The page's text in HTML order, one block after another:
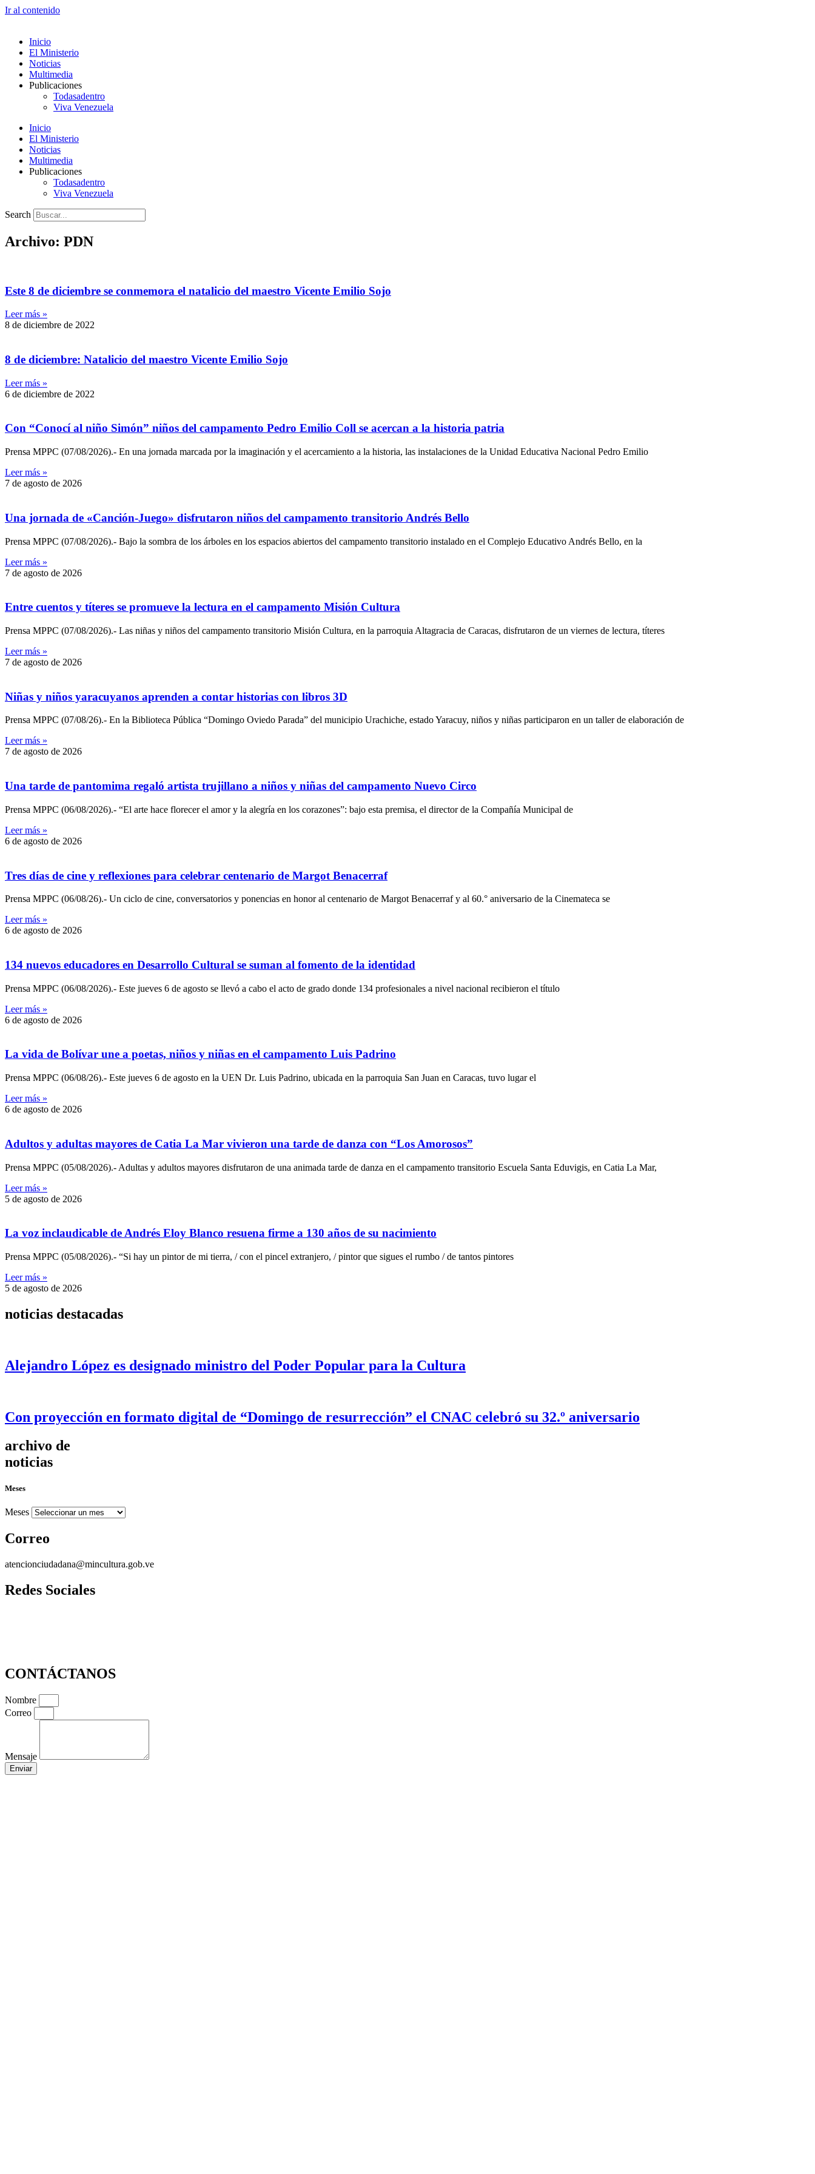
Ir al contenido
Inicio
El Ministerio
Noticias
Multimedia
Publicaciones
Todasadentro
Viva Venezuela
Inicio
El Ministerio
Noticias
Multimedia
Publicaciones
Todasadentro
Viva Venezuela
Search
Archivo: PDN
Este 8 de diciembre se conmemora el natalicio del maestro Vicente Emilio Sojo
Leer más »
8 de diciembre de 2022
8 de diciembre: Natalicio del maestro Vicente Emilio Sojo
Leer más »
6 de diciembre de 2022
Con “Conocí al niño Simón” niños del campamento Pedro Emilio Coll se acercan a la historia patria
Prensa MPPC (07/08/2026).- En una jornada marcada por la imaginación y el acercamiento a la historia, las instalaciones de la Unidad Educativa Nacional Pedro Emilio
Leer más »
7 de agosto de 2026
Una jornada de «Canción-Juego» disfrutaron niños del campamento transitorio Andrés Bello
Prensa MPPC (07/08/2026).- Bajo la sombra de los árboles en los espacios abiertos del campamento transitorio instalado en el Complejo Educativo Andrés Bello, en la
Leer más »
7 de agosto de 2026
Entre cuentos y títeres se promueve la lectura en el campamento Misión Cultura
Prensa MPPC (07/08/2026).- Las niñas y niños del campamento transitorio Misión Cultura, en la parroquia Altagracia de Caracas, disfrutaron de un viernes de lectura, títeres
Leer más »
7 de agosto de 2026
Niñas y niños yaracuyanos aprenden a contar historias con libros 3D
Prensa MPPC (07/08/26).- En la Biblioteca Pública “Domingo Oviedo Parada” del municipio Urachiche, estado Yaracuy, niños y niñas participaron en un taller de elaboración de
Leer más »
7 de agosto de 2026
Una tarde de pantomima regaló artista trujillano a niños y niñas del campamento Nuevo Circo
Prensa MPPC (06/08/2026).- “El arte hace florecer el amor y la alegría en los corazones”: bajo esta premisa, el director de la Compañía Municipal de
Leer más »
6 de agosto de 2026
Tres días de cine y reflexiones para celebrar centenario de Margot Benacerraf
Prensa MPPC (06/08/26).- Un ciclo de cine, conversatorios y ponencias en honor al centenario de Margot Benacerraf y al 60.° aniversario de la Cinemateca se
Leer más »
6 de agosto de 2026
134 nuevos educadores en Desarrollo Cultural se suman al fomento de la identidad
Prensa MPPC (06/08/2026).- Este jueves 6 de agosto se llevó a cabo el acto de grado donde 134 profesionales a nivel nacional recibieron el título
Leer más »
6 de agosto de 2026
‎La vida de Bolívar une a poetas, niños y niñas en el campamento Luis Padrino
‎Prensa MPPC (06/08/26).- Este jueves 6 de agosto en la UEN Dr. Luis Padrino, ubicada en la parroquia San Juan en Caracas, tuvo lugar el
Leer más »
6 de agosto de 2026
Adultos y adultas mayores de Catia La Mar vivieron una tarde de danza con “Los Amorosos”
Prensa MPPC (05/08/2026).- Adultas y adultos mayores disfrutaron de una animada tarde de danza en el campamento transitorio Escuela Santa Eduvigis, en Catia La Mar,
Leer más »
5 de agosto de 2026
La voz inclaudicable de Andrés Eloy Blanco resuena firme a 130 años de su nacimiento
Prensa MPPC (05/08/2026).- “Si hay un pintor de mi tierra, / con el pincel extranjero, / pintor que sigues el rumbo / de tantos pintores
Leer más »
5 de agosto de 2026
noticias destacadas
Alejandro López es designado ministro del Poder Popular para la Cultura
Con proyección en formato digital de “Domingo de resurrección” el CNAC celebró su 32.º aniversario
archivo de
noticias
Meses
Meses
Correo
atencionciudadana@mincultura.gob.ve
Redes Sociales
CONTÁCTANOS
Nombre
Correo
Mensaje
Enviar